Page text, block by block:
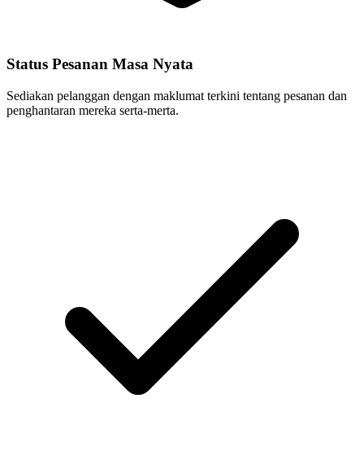
Status Pesanan Masa Nyata
Sediakan pelanggan dengan maklumat terkini tentang pesanan dan
penghantaran mereka serta-merta.